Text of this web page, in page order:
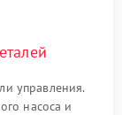
управления.
насоса и